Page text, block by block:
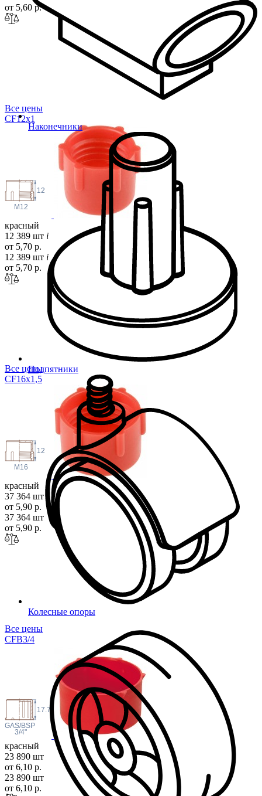
Наконечники
Подпятники
Колесные опоры
от 5,60 р.
Все цены
CF12x1
12
M12
красный
12 389 шт i
от 5,70 р.
12 389 шт i
от 5,70 р.
Все цены
CF16x1 ,5
12
M16
красный
37 364 шт
от 5,90 р.
37 364 шт
от 5,90 р.
Все цены
CFB3/4
GAS/BSP
3/4"
17.7
красный
23 890 шт
от 6,10 р.
23 890 шт
от 6,10 р.